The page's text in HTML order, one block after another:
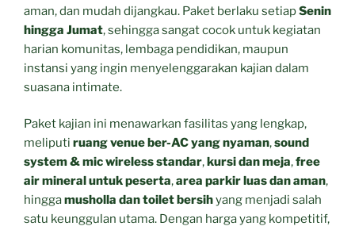
aman, dan mudah dijangkau. Paket berlaku setiapSenin
hingga Jumat, sehingga sangat cocok untuk kegiatan
harian komunitas, lembaga pendidikan, maupun
instansi yang ingin menyelenggarakan kajian dalam
suasana intimate.
Paket kajian ini menawarkan fasilitas yang lengkap,
meliputi ruang venue ber-AC yang nyaman,sound
system & mic wireless standar,kursi dan meja,free
air mineral untuk peserta,area parkir luas dan aman,
hinggamusholla dan toilet bersihyang menjadi salah
satu keunggulan utama. Dengan harga yang kompetitif,